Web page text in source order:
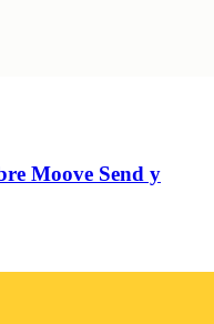
Moove Send y